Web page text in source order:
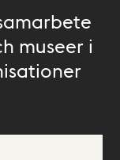
museer i